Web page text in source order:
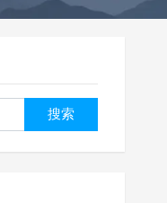
搜索